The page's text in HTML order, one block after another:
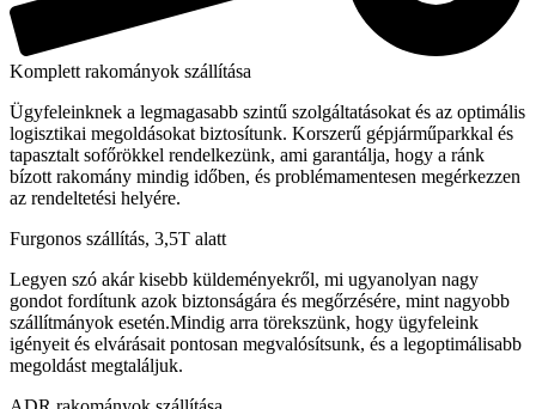
Komplett rakományok szállítása
Ügyfeleinknek a legmagasabb szintű szolgáltatásokat és az optimális
logisztikai megoldásokat biztosítunk. Korszerű gépjárműparkkal és
tapasztalt sofőrökkel rendelkezünk, ami garantálja, hogy a ránk
bízott rakomány mindig időben, és problémamentesen megérkezzen
az rendeltetési helyére.
Furgonos szállítás, 3,5T alatt
Legyen szó akár kisebb küldeményekről, mi ugyanolyan nagy
gondot fordítunk azok biztonságára és megőrzésére, mint nagyobb
szállítmányok esetén.Mindig arra törekszünk, hogy ügyfeleink
igényeit és elvárásait pontosan megvalósítsunk, és a legoptimálisabb
megoldást megtaláljuk.